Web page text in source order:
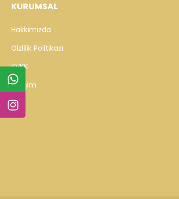
KURUMSAL
Hakkımızda
Gizlilik Politikası
KVKK
İletişim